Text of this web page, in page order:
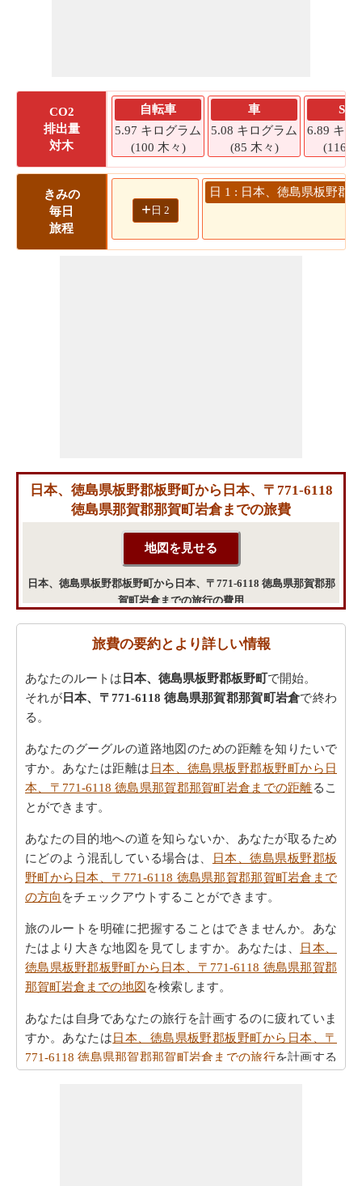
CO2
排出量
対木
自転車
5.97 キログラム
(100 木々)
車
5.08 キログラム
(85 木々)
SUV
6.89 キロ
(116
きみの
毎日
旅程
+ 日 2
日 1 : 日本、徳島県板野郡
日本、徳島県板野郡板野町から日本、〒771-6118
徳島県那賀郡那賀町岩倉までの旅費
日本、徳島県板野郡板野町から日本、〒771-6118 徳島県那賀郡那
賀町岩倉までの旅行の費用
旅費の要約とより詳しい情報
あなたのルートは 日本、徳島県板野郡板野町で開始。
それが日本、〒771-6118 徳島県那賀郡那賀町岩倉で終わ
る。
あなたのグーグルの道路地図のための距離を知りたいで
すか。あなたは距離は 日本、徳島県板野郡板野町から日
本、〒771-6118 徳島県那賀郡那賀町岩倉までの距離るこ
とができます。
あなたの目的地への道を知らないか、あなたが取るため
にどのよう混乱している場合は、
日本、徳島県板野郡板
野町から日本、〒771-6118 徳島県那賀郡那賀町岩倉まで
の方向 をチェックアウトすることができます。
旅のルートを明確に把握することはできませんか。あな
たはより大きな地図を見てしますか。あなたは、
日本、
徳島県板野郡板野町から日本、〒771-6118 徳島県那賀郡
那賀町岩倉までの地図を検索します。
あなたは自身であなたの旅行を計画するのに疲れていま
すか。あなたは日本、徳島県板野郡板野町から日本、〒
771-6118 徳島県那賀郡那賀町岩倉までの旅行を計画する